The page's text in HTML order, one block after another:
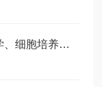
超纯水机：模块化设计，适配分析化学、细胞培养等全场景